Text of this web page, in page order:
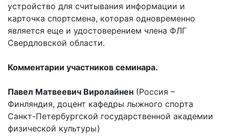
устройство для считывания информации и
карточка спортсмена, которая одновременно
является еще и удостоверением члена ФЛГ
Свердловской области.
Комментарии участников семинара.
Павел Матвеевич Виролайнен (Россия –
Финляндия, доцент кафедры лыжного спорта
Санкт-Петербургской государственной академии
физической культуры)